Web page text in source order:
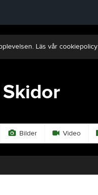
Läs vår cookiepolicy
Bilder Video